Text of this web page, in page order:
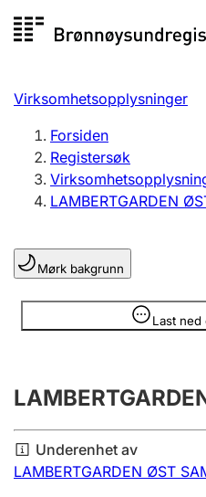
Registersøk
Aksjeselskap
Enkeltpersonforetak
Registrere, endre, slette
Lag og forening
Registrere, endre, slette
Årsregnskap
Innsending og
Virksomhetsopplysninger
Forsiden
Registersøk
LAMBERTGARDEN
Mørk bakgrunn
Last ned
Opplysninger er skjult
Underenhet av
LAMBERTGARDEN ØST